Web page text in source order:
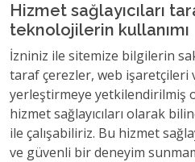
Hizmet sağlayıcıları
teknolojilerin kullanımı
İzniniz ile sitemize bilgilerin
taraf çerezler, web
yerleştirmeye yetkilendirilmiş
hizmet sağlayıcıları olarak
ile çalışabiliriz. Bu hizmet
ve güvenli bir deneyim